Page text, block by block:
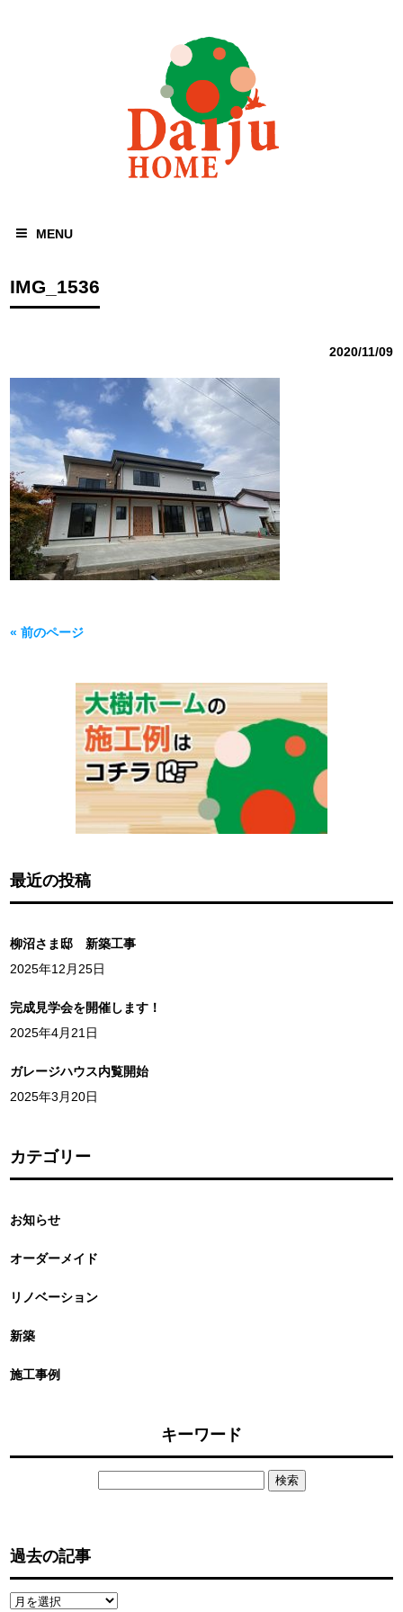
MENU
IMG_1536
2020/11/09
« 前のページ
最近の投稿
柳沼さま邸 新築工事
2025年12月25日
完成見学会を開催します！
2025年4月21日
ガレージハウス内覧開始
2025年3月20日
カテゴリー
お知らせ
オーダーメイド
リノベーション
新築
施工事例
キーワード
過去の記事
過